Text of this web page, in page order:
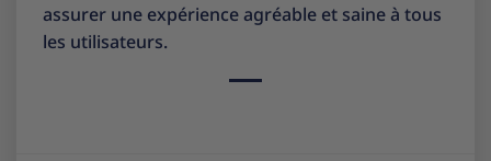
assurer une expérience agréable et saine à tous
les utilisateurs.